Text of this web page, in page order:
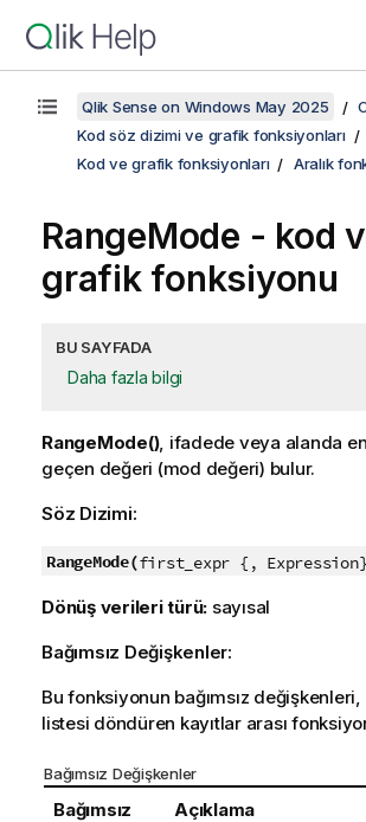
Qlik Sense on Windows May 2025
Kod söz dizimi ve grafik fonksiyonları
Kod ve grafik fonksiyonları
Aralık
RangeMode - kod
grafik fonksiyonu
BU SAYFADA
Daha fazla bilgi
RangeMode(), ifadede veya alanda
geçen değeri (mod değeri) bulur.
Söz Dizimi:
RangeMode(first_expr {, Expression}
Dönüş verileri türü: sayısal
Bağımsız Değişkenler:
Bu fonksiyonun bağımsız
listesi döndüren kayıtlar arası
Bağımsız Değişkenler
Bağımsız
Açıklama